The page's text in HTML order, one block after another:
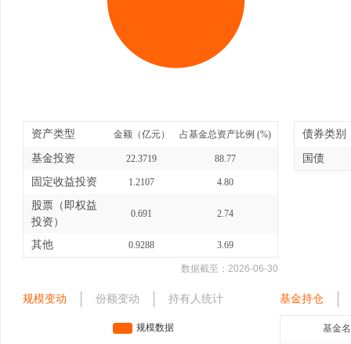
资产类型 金额（亿元） 占基金总资产比例 (%)
基金投资 22.3719 88.77
固定收益投资 1.2107 4.80
股票（即权益
投资）
0.691 2.74
其他 0.9288 3.69
数据截至： 2026-06-30
债券类别
国债
规模变动 份额变动 持有人统计 基金持仓
基金